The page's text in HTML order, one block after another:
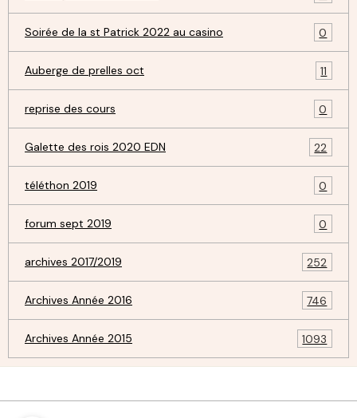
Soirée de la st Patrick 2022 au casino 0
Auberge de prelles oct 11
reprise des cours 0
Galette des rois 2020 EDN 22
téléthon 2019 0
forum sept 2019 0
archives 2017/2019 252
Archives Année 2016 746
Archives Année 2015 1093